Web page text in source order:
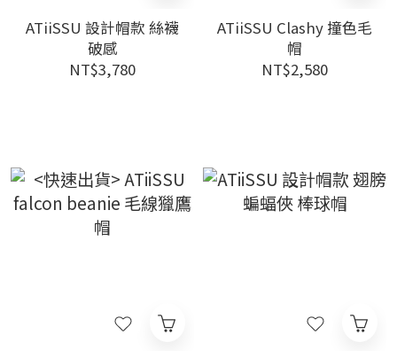
ATiiSSU 設計帽款 絲襪
破感
NT$3,780
ATiiSSU Clashy 撞色毛
帽
NT$2,580